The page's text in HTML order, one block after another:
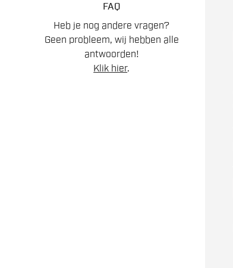
FAQ
Heb je nog andere vragen?
Geen probleem, wij hebben alle
antwoorden!
Klik hier.